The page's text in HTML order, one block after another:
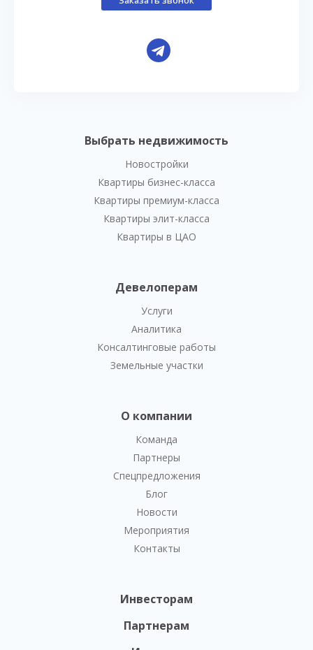
Выбрать недвижимость
Новостройки
Квартиры бизнес-класса
Квартиры премиум-класса
Квартиры элит-класса
Квартиры в ЦАО
Девелоперам
Услуги
Аналитика
Консалтинговые работы
Земельные участки
О компании
Команда
Партнеры
Спецпредложения
Блог
Новости
Мероприятия
Контакты
Инвесторам
Партнерам